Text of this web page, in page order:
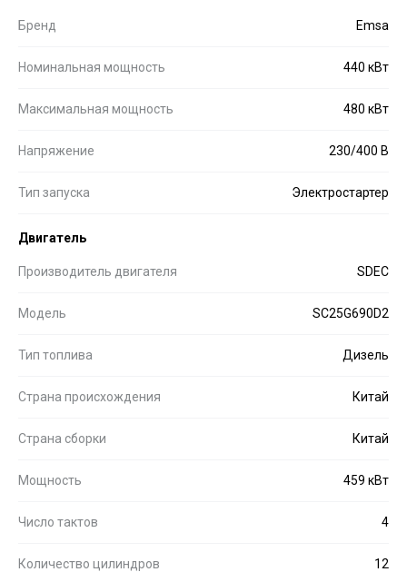
Бренд Emsa
Номинальная мощность 440 кВт
Максимальная мощность 480 кВт
Напряжение 230/400 В
Тип запуска Электростартер
Двигатель
Производитель двигателя SDEC
Модель SC25G690D2
Тип топлива Дизель
Страна происхождения Китай
Страна сборки Китай
Мощность 459 кВт
Число тактов 4
Количество цилиндров 12